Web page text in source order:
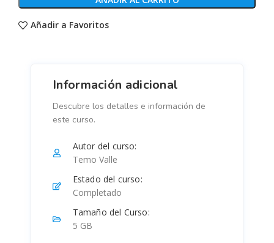
Añadir a Favoritos
Información adicional
Descubre los detalles e información de
este curso.
Autor del curso:
Temo Valle
Estado del curso:
Completado
Tamaño del Curso:
5 GB